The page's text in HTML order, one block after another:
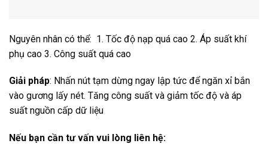
Nguyên nhân có thể: 1. Tốc độ nạp quá cao 2. Áp suất khí
phụ cao 3. Công suất quá cao
Giải pháp: Nhấn nút tạm dừng ngay lập tức để ngăn xỉ bắn
vào gương lấy nét. Tăng công suất và giảm tốc độ và áp
suất nguồn cấp dữ liệu
Nếu bạn cần tư vấn vui lòng liên hệ: